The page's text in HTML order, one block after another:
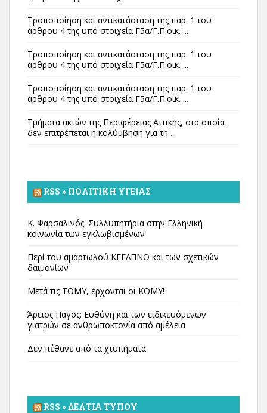
Τροποποίηση και αντικατάσταση της παρ. 1 του
άρθρου 4 της υπό στοιχεία Γ5α/Γ.Π.οικ. ...
Τροποποίηση και αντικατάσταση της παρ. 1 του
άρθρου 4 της υπό στοιχεία Γ5α/Γ.Π.οικ. ...
Τροποποίηση και αντικατάσταση της παρ. 1 του
άρθρου 4 της υπό στοιχεία Γ5α/Γ.Π.οικ. ...
Τμήματα ακτών της Περιφέρειας Αττικής, στα οποία
δεν επιτρέπεται η κολύμβηση για τη ...
RSS » ΠΟΛΙΤΙΚΉ ΥΓΕΊΑΣ
Κ. Φαρσαλινός. Συλλυπητήρια στην Ελληνική
κοινωνία των εγκλωβισμένων
Περί του αμαρτωλού ΚΕΕΛΠΝΟ και των σχετικών
δαιμονίων
Μετά τις ΤΟΜΥ, έρχονται οι ΚΟΜΥ!
Άρειος Πάγος: Ευθύνη και των ειδικευόμενων
γιατρών σε ανθρωποκτονία από αμέλεια
Δεν πέθανε από τα χτυπήματα
RSS » ΔΕΛΤΊΑ ΤΎΠΟΥ